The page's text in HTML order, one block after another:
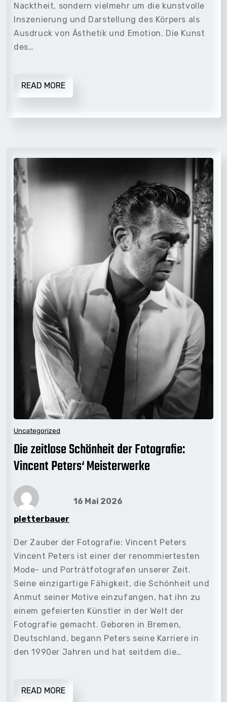
Nacktheit, sondern vielmehr um die kunstvolle
Inszenierung und Darstellung des Körpers als
Ausdruck von Ästhetik und Emotion. Die Kunst
des…
READ MORE
Uncategorized
Die zeitlose Schönheit der Fotografie:
Vincent Peters‘ Meisterwerke
pletterbauer
16 Mai 2026
Der Zauber der Fotografie: Vincent Peters
Vincent Peters ist einer der renommiertesten
Mode- und Porträtfotografen unserer Zeit.
Seine einzigartige Fähigkeit, die Schönheit und
Anmut seiner Motive einzufangen, hat ihn zu
einem gefeierten Künstler in der Welt der
Fotografie gemacht. Geboren in Bremen,
Deutschland, begann Peters seine Karriere in
den 1990er Jahren und hat seitdem die…
READ MORE